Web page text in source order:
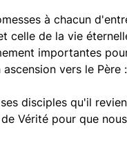
à chacun
celle de la vie
importantes
vers le Père :
disciples qu'il
Vérité pour que